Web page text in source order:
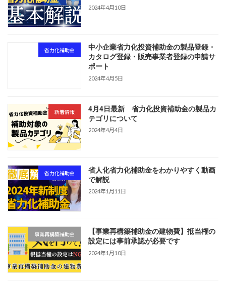
2024年4月10日
省力化補助金
中小企業省力化投資補助金の製品登録・
カタログ登録・販売事業者登録の申請サ
ポート
2024年4月5日
新着情報
4月4日最新 省力化投資補助金の製品カ
テゴリについて
2024年4月4日
省力化補助金
省人化省力化補助金をわかりやすく動画
で解説
2024年1月11日
事業再構築補助金
【事業再構築補助金の建物費】抵当権の
設定には事前承認が必要です
2024年1月10日